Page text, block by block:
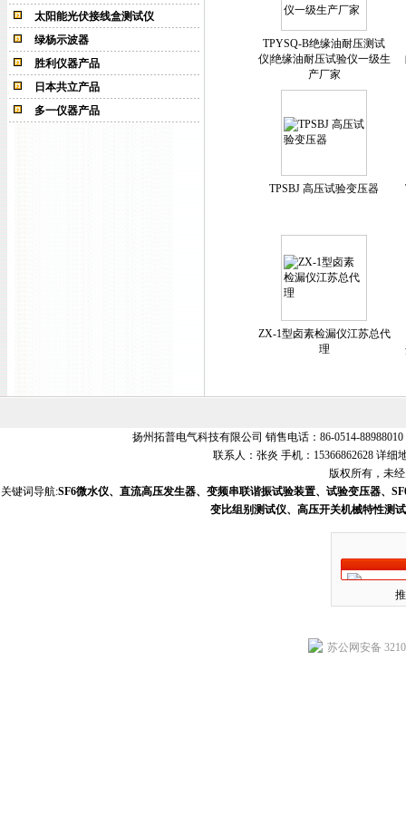
太阳能光伏接线盒测试仪
绿杨示波器
胜利仪器产品
日本共立产品
多一仪器产品
TPYSQ-B绝缘油耐压测试
仪|绝缘油耐压试验仪一级生
产厂家
TPSBJ 高压试验变压器
ZX-1型卤素检漏仪江苏总代
理
扬州拓普电气科技有限公司 销售电话：86-0514-
联系人：张炎 手机：15366862628 详
版权所有，未
关键词导航:SF6微水仪、直流高压发生器、变频串联谐振试验装置、试验变压器、
变比组别测试仪、高压开关机械特性测
苏公网安备